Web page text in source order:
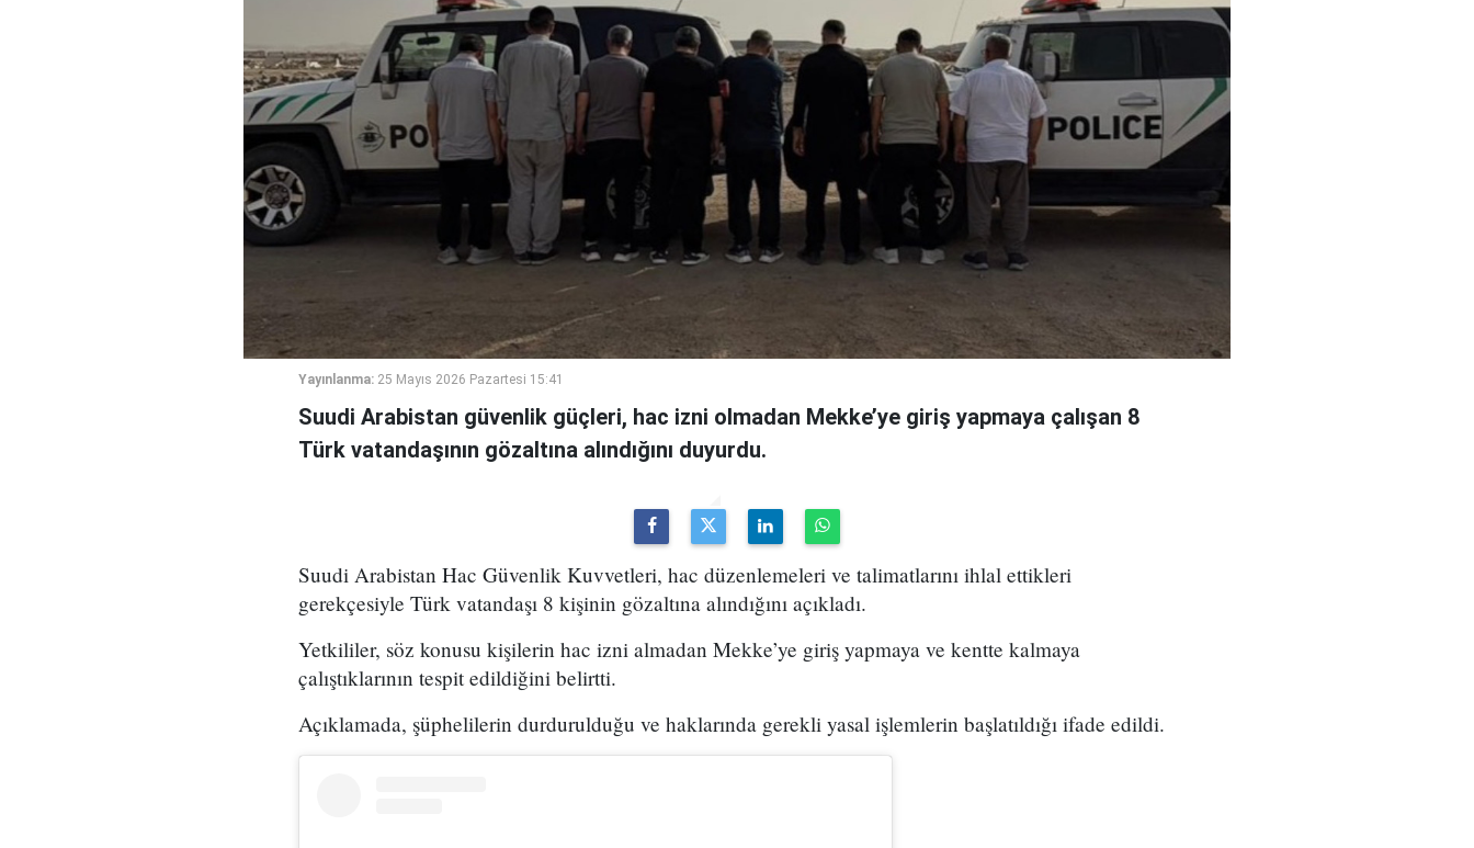
Yayınlanma: 25 Mayıs 2026 Pazartesi 15:41
Suudi Arabistan güvenlik güçleri, hac izni olmadan Mekke’ye giriş yapmaya çalışan 8
Türk vatandaşının gözaltına alındığını duyurdu.
Suudi Arabistan Hac Güvenlik Kuvvetleri, hac düzenlemeleri ve talimatlarını ihlal ettikleri
gerekçesiyle Türk vatandaşı 8 kişinin gözaltına alındığını açıkladı.
Yetkililer, söz konusu kişilerin hac izni almadan Mekke’ye giriş yapmaya ve kentte kalmaya
çalıştıklarının tespit edildiğini belirtti.
Açıklamada, şüphelilerin durdurulduğu ve haklarında gerekli yasal işlemlerin başlatıldığı ifade edildi.